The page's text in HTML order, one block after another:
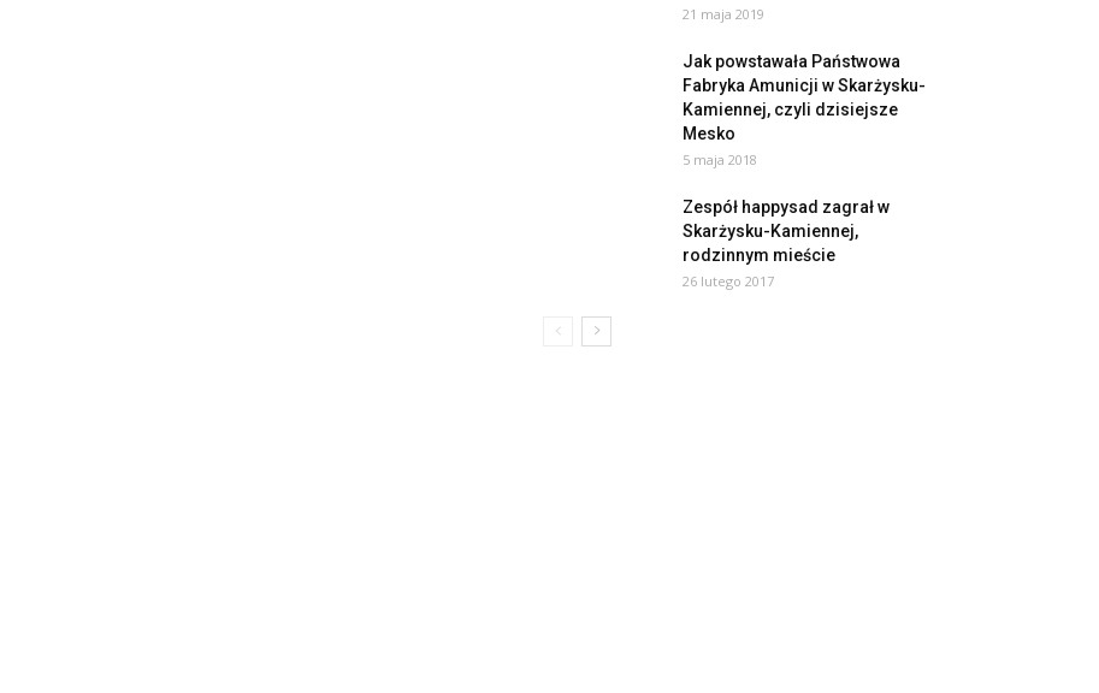
21 maja 2019
Jak powstawała Państwowa
Fabryka Amunicji w Skarżysku-
Kamiennej, czyli dzisiejsze
Mesko
5 maja 2018
Zespół happysad zagrał w
Skarżysku-Kamiennej,
rodzinnym mieście
26 lutego 2017